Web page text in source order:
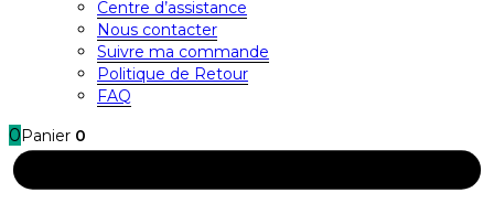
Centre d’assistance
Nous contacter
Suivre ma commande
Politique de Retour
FAQ
0 Panier 0